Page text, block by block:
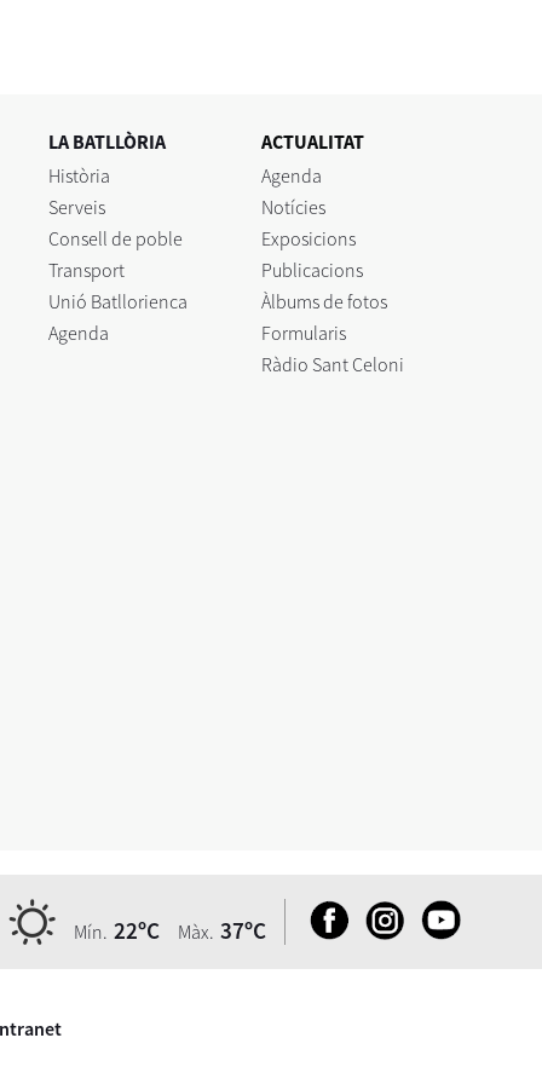
LA BATLLÒRIA
Història
Serveis
Consell de poble
Transport
Unió Batllorienca
Agenda
ACTUALITAT
Agenda
Notícies
Exposicions
Publicacions
Àlbums de fotos
Formularis
Ràdio Sant Celoni
Mín. 22ºC Màx. 37ºC